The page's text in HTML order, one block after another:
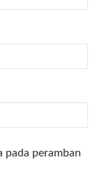
pada peramban